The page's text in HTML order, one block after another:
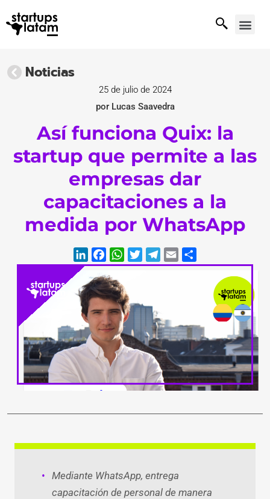
Noticias
25 de julio de 2024
por Lucas Saavedra
Así funciona Quix: la
startup que permite a las
empresas dar
capacitaciones a la
medida por WhatsApp
LinkedIn
Facebook
WhatsApp
Twitter
Mediante WhatsApp, entrega
capacitación de personal de manera